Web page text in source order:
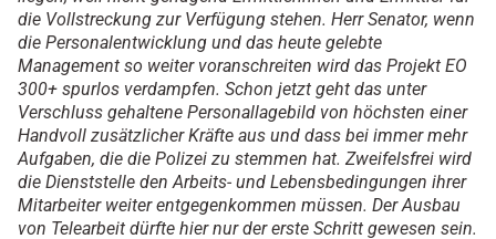
die Vollstreckung zur Verfügung stehen. Herr Senator, wenn
die Personalentwicklung und das heute gelebte
Management so weiter voranschreiten wird das Projekt EO
300+ spurlos verdampfen. Schon jetzt geht das unter
Verschluss gehaltene Personallagebild von höchsten einer
Handvoll zusätzlicher Kräfte aus und dass bei immer mehr
Aufgaben, die die Polizei zu stemmen hat. Zweifelsfrei wird
die Dienststelle den Arbeits- und Lebensbedingungen ihrer
Mitarbeiter weiter entgegenkommen müssen. Der Ausbau
von Telearbeit dürfte hier nur der erste Schritt gewesen sein.